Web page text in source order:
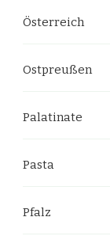
Österreich
Ostpreußen
Palatinate
Pasta
Pfalz